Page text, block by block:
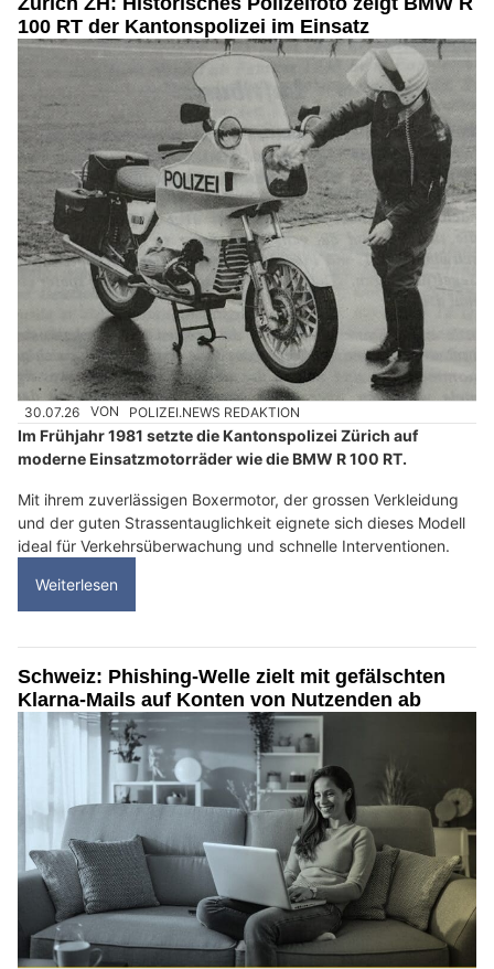
100 RT der Kantonspolizei im Einsatz
30.07.26 VON POLIZEI.NEWS REDAKTION
Im Frühjahr 1981 setzte die Kantonspolizei Zürich auf
moderne Einsatzmotorräder wie die BMW R 100 RT.
Mit ihrem zuverlässigen Boxermotor, der grossen Verkleidung
und der guten Strassentauglichkeit eignete sich dieses Modell
ideal für Verkehrsüberwachung und schnelle Interventionen.
Weiterlesen
Schweiz: Phishing-Welle zielt mit gefälschten
Klarna-Mails auf Konten von Nutzenden ab